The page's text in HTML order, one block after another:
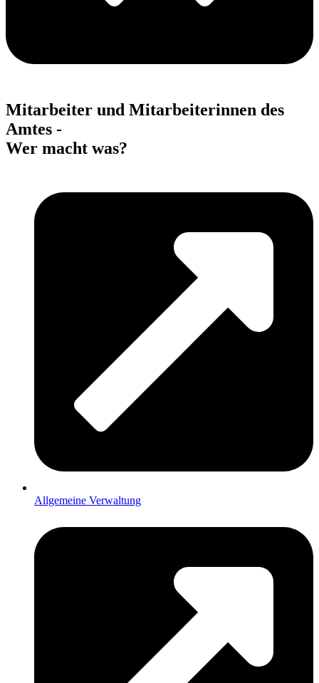
Mitarbeiter und Mitarbeiterinnen des
Amtes -
Wer macht was?
Allgemeine Verwaltung